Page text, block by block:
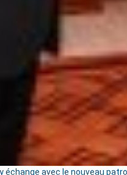
avec le nouveau